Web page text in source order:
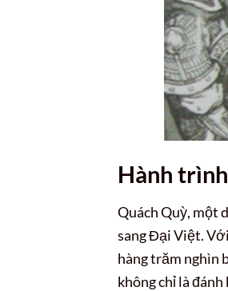
Hành
Quách Quỳ, một
sang Đại Việt.
hàng trăm nghìn
không chỉ là